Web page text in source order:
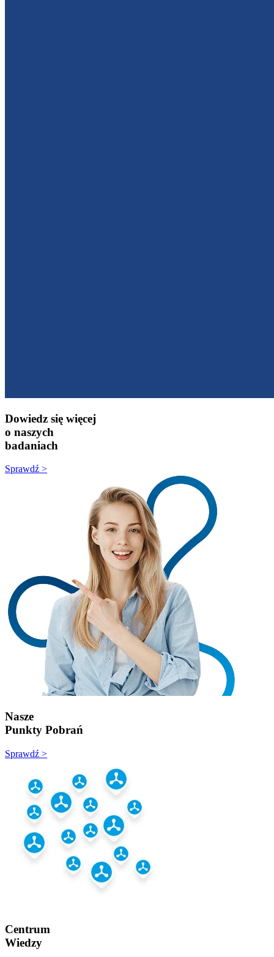
Dowiedz się więcej
o naszych
badaniach
Sprawdź >
Nasze
Punkty Pobrań
Sprawdź >
Centrum
Wiedzy